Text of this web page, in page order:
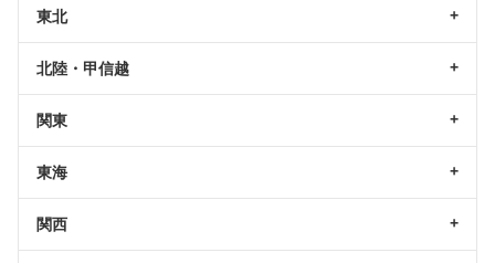
東北
北陸・甲信越
関東
東海
関西